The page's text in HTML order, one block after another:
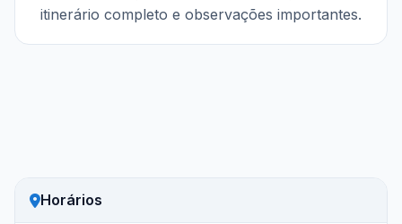
itinerário completo e observações importantes.
Horários